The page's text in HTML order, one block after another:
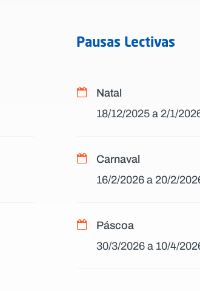
Pausas Lectivas
Natal
18/12/2025 a 2/1/
Carnaval
16/2/2026 a 20/2/
Páscoa
30/3/2026 a 10/4/